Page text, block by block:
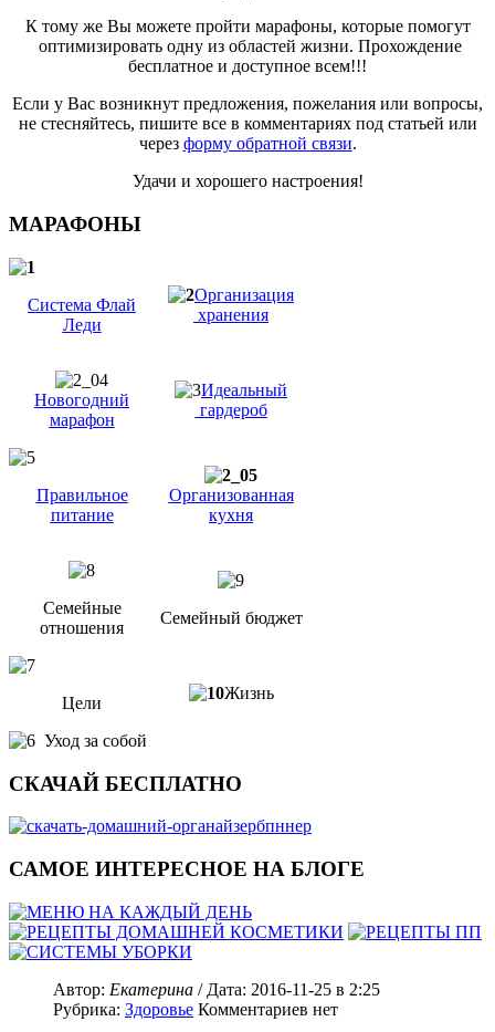
К тому же Вы можете пройти марафоны, которые помогут
оптимизировать одну из областей жизни. Прохождение
бесплатное и доступное всем!!!
Если у Вас возникнут предложения, пожелания или вопросы,
не стесняйтесь, пишите все в комментариях под статьей или
через форму обратной связи.
Удачи и хорошего настроения!
МАРАФОНЫ
Система Флай
Леди
Организация
хранения
Новогодний
марафон
Идеальный
гардероб
Правильное
питание
Организованная
кухня
Семейные
отношения
Семейный бюджет
Цели
Жизнь
Уход за собой
СКАЧАЙ БЕСПЛАТНО
САМОЕ ИНТЕРЕСНОЕ НА БЛОГЕ
Автор: Екатерина / Дата: 2016-11-25 в 2:25
Рубрика: Здоровье Комментариев нет